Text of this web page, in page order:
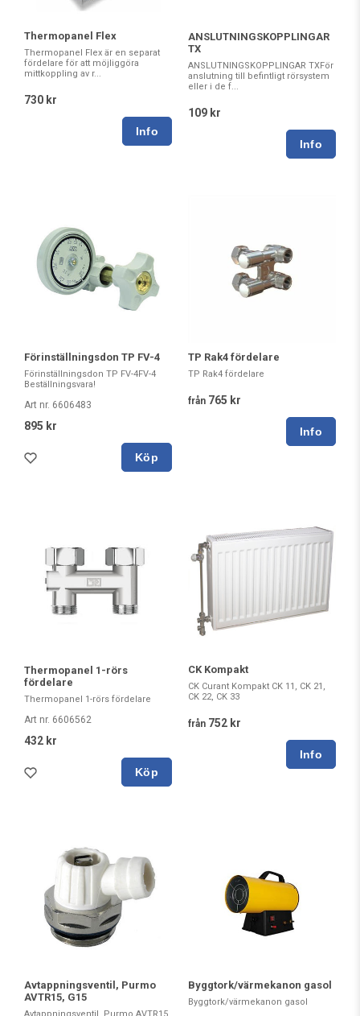
Thermopanel Flex
Thermopanel Flex är en separat
fördelare för att möjliggöra
mittkoppling av r...
730 kr
ANSLUTNINGSKOPPLINGAR
TX
ANSLUTNINGSKOPPLINGAR TXFör
anslutning till befintligt rörsystem
eller i de f...
109 kr
Förinställningsdon TP FV-4
Förinställningsdon TP FV-4FV-4
Beställningsvara!
Art nr. 6606483
895 kr
Köp
TP Rak4 fördelare
TP Rak4 fördelare
från 765 kr
Thermopanel 1-rörs
fördelare
Thermopanel 1-rörs fördelare
Art nr. 6606562
432 kr
Köp
CK Kompakt
CK Curant Kompakt CK 11, CK 21,
CK 22, CK 33
från 752 kr
Avtappningsventil, Purmo
AVTR15, G15
Byggtork/värmekanon gasol
Byggtork/värmekanon gasol